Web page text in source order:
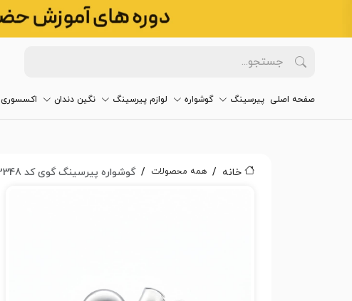
صفحه اصلی پیرسینگ گوشواره لوازم پیرسینگ نگین دندان اکسسوری
خانه همه محصولات گوشواره پیرسینگ گوی کد 2348